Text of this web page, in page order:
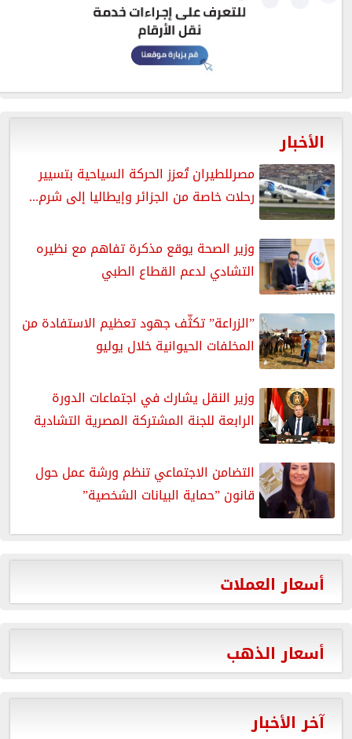
الأخبار
مصرللطيران تُعزز الحركة السياحية بتسيير
رحلات خاصة من الجزائر وإيطاليا إلى شرم...
وزير الصحة يوقع مذكرة تفاهم مع نظيره
التشادي لدعم القطاع الطبي
”الزراعة” تكثّف جهود تعظيم الاستفادة من
المخلفات الحيوانية خلال يوليو
وزير النقل يشارك في اجتماعات الدورة
الرابعة للجنة المشتركة المصرية التشادية
التضامن الاجتماعي تنظم ورشة عمل حول
قانون ”حماية البيانات الشخصية”
أسعار العملات
أسعار الذهب
آخر الأخبار